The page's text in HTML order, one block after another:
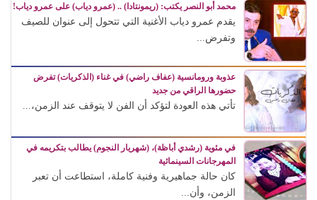
محمد أبو النصر يكتب: (ريمونتادا) .. (عمرو دياب) على عمرو دياب!
يقدم عمرو دياب الأغنية التي تتحول إلى عنوان للصيف
وتفرض...
عذوبة ورومانسية (عفاف راضي) في غناء (الذكريات) تفرض
حضورها الراقي من جديد
تأتي هذه العودة لتؤكد أن الفن لا يتوقف عند الزمن،...
في مئوية (رشدي أباظة)، (شهريار النجوم) يطالب بتكريمه في
المهرجانات السينمائية
كان حالة جماهيرية وفنية كاملة، استطاعت أن تعبر
الزمن، وأن...